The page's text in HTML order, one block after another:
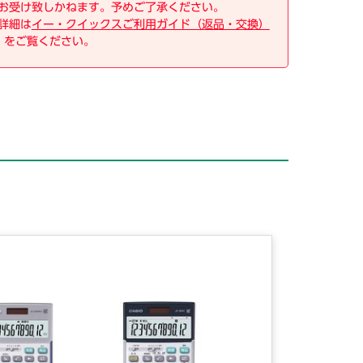
受け致しかねます。予めご了承ください。
細はイー・クイックスご利用ガイド（返品・交換）
をご覧ください。